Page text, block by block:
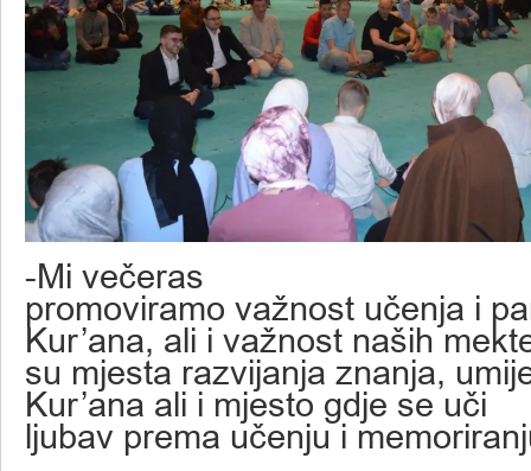
-Mi večeras
promoviramo važnost učenja i
Kur’ana, ali i važnost naših
su mjesta razvijanja znanja,
Kur’ana ali i mjesto gdje se uči
ljubav prema učenju i